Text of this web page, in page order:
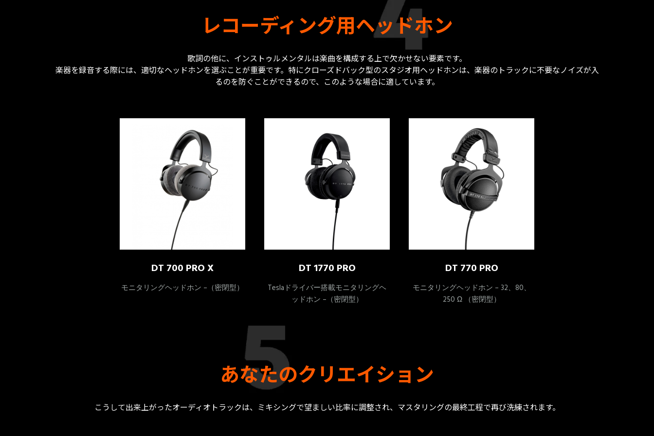
レコーディング用ヘッドホン
歌詞の他に、インストゥルメンタルは楽曲を構成する上で欠かせない要素です。
楽器を録音する際には、適切なヘッドホンを選ぶことが重要です。特にクローズドバック型のスタジオ用ヘッドホンは、楽器のトラックに不要なノイズが入
るのを防ぐことができるので、このような場合に適しています。
DT 700 PRO X
モニタリングヘッドホン –（密閉型）
DT 1770 PRO
Teslaドライバー搭載モニタリングヘ
ッドホン –（密閉型）
DT 770 PRO
モニタリングヘッドホン – 32、80、
250 Ω （密閉型）
あなたのクリエイション
こうして出来上がったオーディオトラックは、ミキシングで望ましい比率に調整され、マスタリングの最終工程で再び洗練されます。